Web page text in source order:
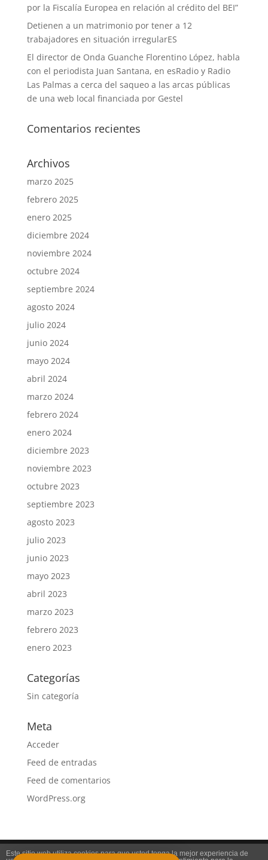
por la Fiscalía Europea en relación al crédito del BEI”
Detienen a un matrimonio por tener a 12
trabajadores en situación irregularES
El director de Onda Guanche Florentino López, habla
con el periodista Juan Santana, en esRadio y Radio
Las Palmas a cerca del saqueo a las arcas públicas
de una web local financiada por Gestel
Comentarios recientes
Archivos
marzo 2025
febrero 2025
enero 2025
diciembre 2024
noviembre 2024
octubre 2024
septiembre 2024
agosto 2024
julio 2024
junio 2024
mayo 2024
abril 2024
marzo 2024
febrero 2024
enero 2024
diciembre 2023
noviembre 2023
octubre 2023
septiembre 2023
agosto 2023
julio 2023
junio 2023
mayo 2023
abril 2023
marzo 2023
febrero 2023
enero 2023
Categorías
Sin categoría
Meta
Acceder
Feed de entradas
Feed de comentarios
WordPress.org
Este sitio web utiliza cookies para que usted tenga la mejor experiencia de